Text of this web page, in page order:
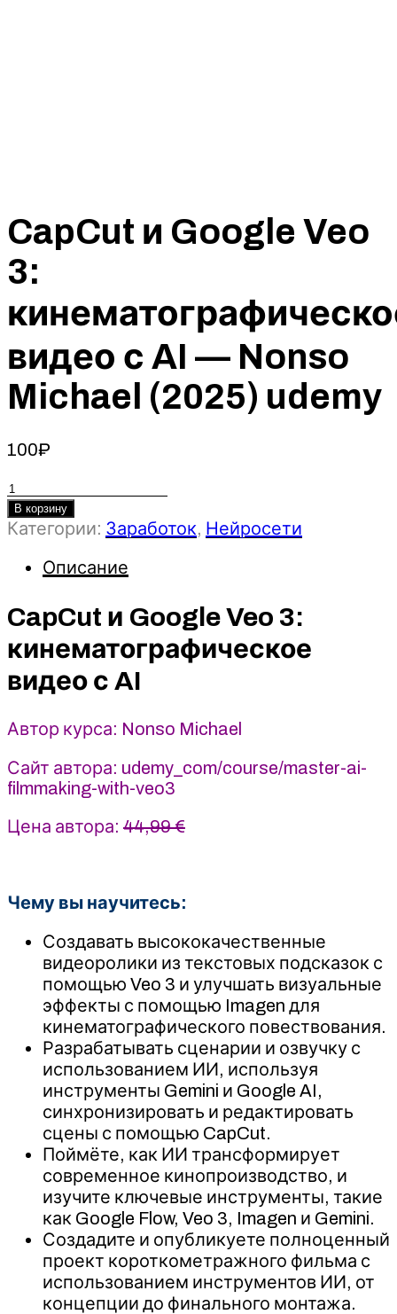
CapCut и Google Veo
3:
видео с AI — Nonso
Michael (2025) udemy
100₽
Количество
товара
CapCut
Google
3:
кинематографическое
видео
с
AI
Nonso
(2025)
udemy
В корзину
Категории: Заработок, Нейросети
Описание
CapCut и Google Veo 3:
кинематографическое
видео с AI
Автор курса: Nonso Michael
Сайт автора: udemy_com/course/master-ai-
filmmaking-with-veo3
Цена автора: 44,99 €
Чему вы научитесь:
Создавать высококачественные
видеоролики из текстовых подсказок с
помощью Veo 3 и улучшать визуальные
эффекты с помощью Imagen для
кинематографического повествования.
Разрабатывать сценарии и озвучку с
использованием ИИ, используя
инструменты Gemini и Google AI,
синхронизировать и редактировать
сцены с помощью CapCut.
Поймёте, как ИИ трансформирует
современное кинопроизводство, и
изучите ключевые инструменты, такие
как Google Flow, Veo 3, Imagen и Gemini.
Создадите и опубликуете полноценный
проект короткометражного фильма с
использованием инструментов ИИ, от
концепции до финального монтажа.